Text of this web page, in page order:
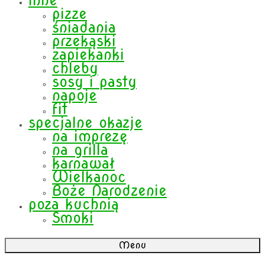
pizze
śniadania
przekąski
zapiekanki
chleby
sosy i pasty
napoje
fit
specjalne okazje
na imprezę
na grilla
karnawał
Wielkanoc
Boże Narodzenie
poza kuchnią
Smoki
Menu